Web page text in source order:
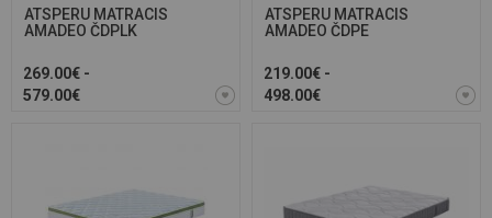
ATSPERU MATRACIS
AMADEO ČDPLK
269.00€ -
579.00€
ATSPERU MATRACIS
AMADEO ČDPE
219.00€ -
498.00€